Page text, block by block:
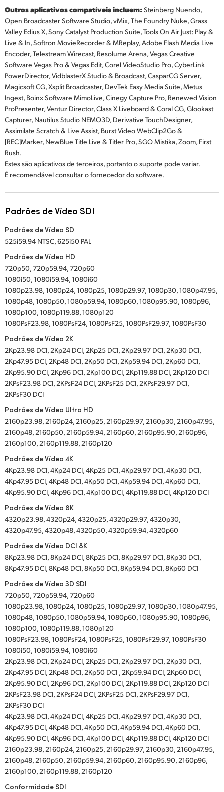
Outros aplicativos compatíveis incluem:Steinberg Nuendo,
Open Broadcaster Software Studio, vMix, The Foundry Nuke, Grass
Valley Edius X, Sony Catalyst Production Suite, Tools On Air Just: Play &
Live & In, Softron MovieRecorder & MReplay, Adobe Flash Media Live
Encoder, Telestream Wirecast, Resolume Arena, Vegas Creative
Software Vegas Pro & Vegas Edit, Corel VideoStudio Pro, CyberLink
PowerDirector, VidblasterX Studio & Broadcast, CasparCG Server,
Magicsoft CG, Xsplit Broadcaster, DevTek Easy Media Suite, Metus
Ingest, Boinx Software MimoLive, Cinegy Capture Pro, Renewed Vision
ProPresenter, Ventuz Director, Class X Liveboard & Coral CG, Glookast
Capturer, Nautilus Studio NEMO3D, Derivative TouchDesigner,
Assimilate Scratch & Live Assist, Burst Video WebClip2Go &
[REC]Marker, NewBlue Title Live & Titler Pro, SGO Mistika, Zoom, First
Rush.
Estes são aplicativos de terceiros, portanto o suporte pode variar.
É recomendável consultar o fornecedor do software.
Padrões de Vídeo SDI
Padrões de Vídeo SD
525i59.94 NTSC, 625i50 PAL
Padrões de Vídeo HD
720p50, 720p59.94, 720p60
1080i50, 1080i59.94, 1080i60
1080p23.98, 1080p24, 1080p25, 1080p29.97, 1080p30, 1080p47.95,
1080p48, 1080p50, 1080p59.94, 1080p60, 1080p95.90, 1080p96,
1080p100, 1080p119.88, 1080p120
1080PsF23.98, 1080PsF24, 1080PsF25, 1080PsF29.97, 1080PsF30
Padrões de Vídeo 2K
2Kp23.98 DCI, 2Kp24 DCI, 2Kp25 DCI, 2Kp29.97 DCI, 2Kp30 DCI,
2Kp47.95 DCI, 2Kp48 DCI, 2Kp50 DCI, 2Kp59.94 DCI, 2Kp60 DCI,
2Kp95.90 DCI, 2Kp96 DCI, 2Kp100 DCI, 2Kp119.88 DCI, 2Kp120 DCI
2KPsF23.98 DCI, 2KPsF24 DCI, 2KPsF25 DCI, 2KPsF29.97 DCI,
2KPsF30 DCI
Padrões de Vídeo Ultra HD
2160p23.98, 2160p24, 2160p25, 2160p29.97, 2160p30, 2160p47.95,
2160p48, 2160p50, 2160p59.94, 2160p60, 2160p95.90, 2160p96,
2160p100, 2160p119.88, 2160p120
Padrões de Vídeo 4K
4Kp23.98 DCI, 4Kp24 DCI, 4Kp25 DCI, 4Kp29.97 DCI, 4Kp30 DCI,
4Kp47.95 DCI, 4Kp48 DCI, 4Kp50 DCI, 4Kp59.94 DCI, 4Kp60 DCI,
4Kp95.90 DCI, 4Kp96 DCI, 4Kp100 DCI, 4Kp119.88 DCI, 4Kp120 DCI
Padrões de Vídeo 8K
4320p23.98, 4320p24, 4320p25, 4320p29.97, 4320p30,
4320p47.95, 4320p48, 4320p50, 4320p59.94, 4320p60
Padrões de Vídeo DCI 8K
8Kp23.98 DCI, 8Kp24 DCI, 8Kp25 DCI, 8Kp29.97 DCI, 8Kp30 DCI,
8Kp47.95 DCI, 8Kp48 DCI, 8Kp50 DCI, 8Kp59.94 DCI, 8Kp60 DCI
Padrões de Vídeo 3D SDI
720p50, 720p59.94, 720p60
1080p23.98, 1080p24, 1080p25, 1080p29.97, 1080p30, 1080p47.95,
1080p48, 1080p50, 1080p59.94, 1080p60, 1080p95.90, 1080p96,
1080p100, 1080p119.88, 1080p120
1080PsF23.98, 1080PsF24, 1080PsF25, 1080PsF29.97, 1080PsF30
1080i50, 1080i59.94, 1080i60
2Kp23.98 DCI, 2Kp24 DCI, 2Kp25 DCI, 2Kp29.97 DCI, 2Kp30 DCI,
2Kp47.95 DCI, 2Kp48 DCI, 2Kp50 DCI , 2Kp59.94 DCI, 2Kp60 DCI,
2Kp95.90 DCI, 2Kp96 DCI, 2Kp100 DCI, 2Kp119.88 DCI, 2Kp120 DCI
2KPsF23.98 DCI, 2KPsF24 DCI, 2KPsF25 DCI, 2KPsF29.97 DCI,
2KPsF30 DCI
4Kp23.98 DCI, 4Kp24 DCI, 4Kp25 DCI, 4Kp29.97 DCI, 4Kp30 DCI,
4Kp47.95 DCI, 4Kp48 DCI, 4Kp50 DCI, 4Kp59.94 DCI, 4Kp60 DCI,
4Kp95.90 DCI, 4Kp96 DCI, 4Kp100 DCI, 4Kp119.88 DCI, 4Kp120 DCI
2160p23.98, 2160p24, 2160p25, 2160p29.97, 2160p30, 2160p47.95,
2160p48, 2160p50, 2160p59.94, 2160p60, 2160p95.90, 2160p96,
2160p100, 2160p119.88, 2160p120
Conformidade SDI